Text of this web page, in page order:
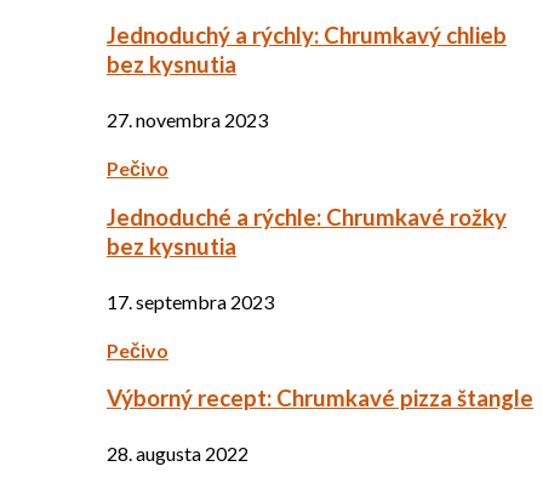
Jednoduchý a rýchly: Chrumkavý chlieb
bez kysnutia
27. novembra 2023
Pečivo
Jednoduché a rýchle: Chrumkavé rožky
bez kysnutia
17. septembra 2023
Pečivo
Výborný recept: Chrumkavé pizza štangle
28. augusta 2022